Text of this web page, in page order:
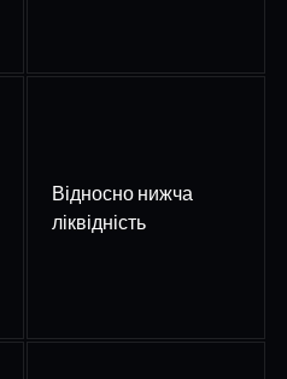
Відносно нижча
ліквідність